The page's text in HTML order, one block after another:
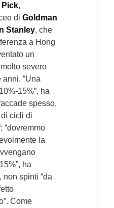
Pick,
di Goldman
Stanley, che
a Hong
un
severo
“Una
15%”, ha
spesso,
cicli di
“dovremmo
la
ha
non spinti “da
Come